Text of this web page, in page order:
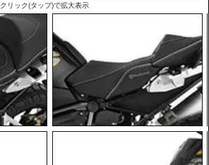
リック(タップ)で拡大表示